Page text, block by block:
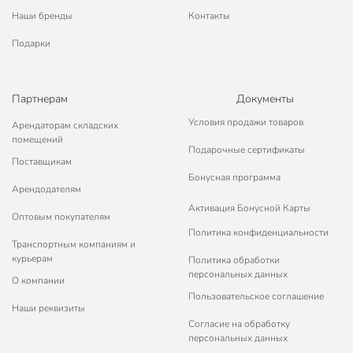
Наши бренды
Подарки
Контакты
Партнерам
Арендаторам складских
помещений
Поставщикам
Арендодателям
Оптовым покупателям
Транспортным компаниям и
курьерам
О компании
Наши реквизиты
Документы
Условия продажи товаров
Подарочные сертификаты
Бонусная программа
Активация Бонусной Карты
Политика конфиденциальности
Политика обработки
персональных данных
Пользовательское соглашение
Согласие на обработку
персональных данных